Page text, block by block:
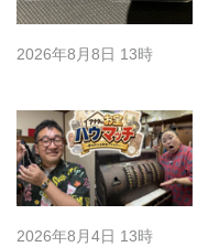
2026年8月8日 13時
2026年8月4日 13時